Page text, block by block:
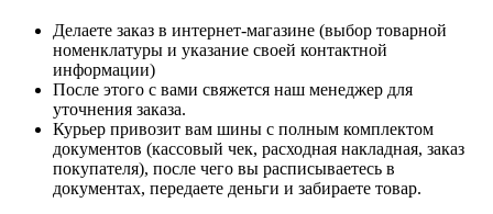
Делаете заказ в интернет-магазине (выбор товарной
номенклатуры и указание своей контактной
информации)
После этого с вами свяжется наш менеджер для
уточнения заказа.
Курьер привозит вам шины с полным комплектом
документов (кассовый чек, расходная накладная, заказ
покупателя), после чего вы расписываетесь в
документах, передаете деньги и забираете товар.